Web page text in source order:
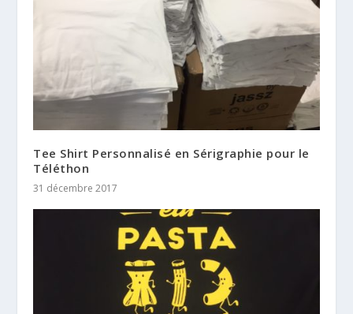
Tee Shirt Personnalisé en Sérigraphie pour le
Téléthon
31 décembre 2017